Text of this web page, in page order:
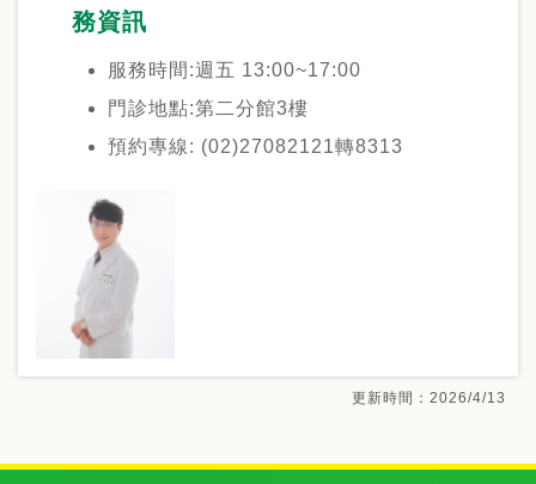
務資訊
服務時間:週五 13:00~17:00
門診地點:第二分館3樓
預約專線: (02)27082121轉8313
更新時間：2026/4/13